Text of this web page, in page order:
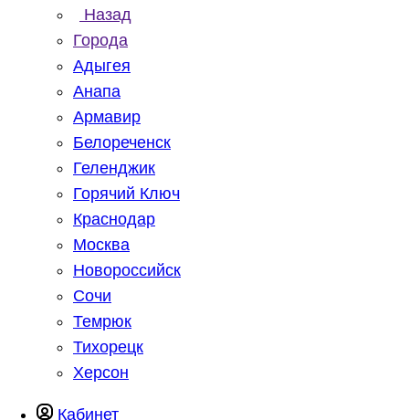
Назад
Города
Адыгея
Анапа
Армавир
Белореченск
Геленджик
Горячий Ключ
Краснодар
Москва
Новороссийск
Сочи
Темрюк
Тихорецк
Херсон
Кабинет